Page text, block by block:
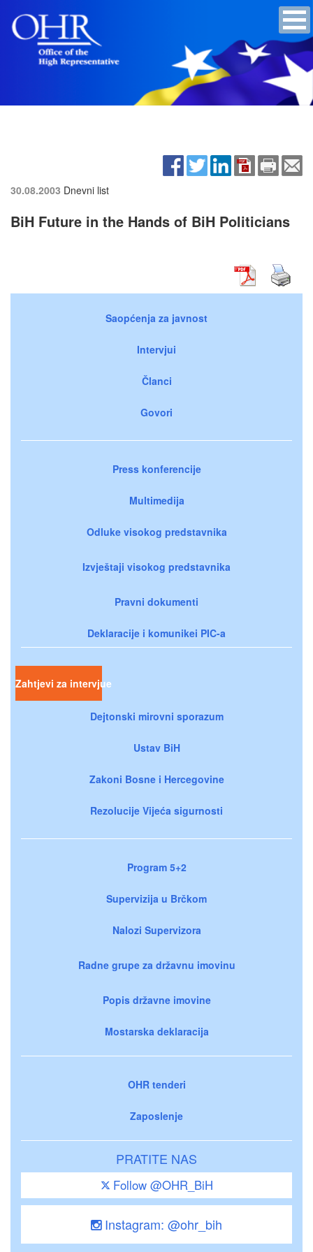
30.08.2003 Dnevni list
BiH Future in the Hands of BiH Politicians
Saopćenja za javnost
Intervjui
Članci
Govori
Press konferencije
Multimedija
Odluke visokog predstavnika
Izvještaji visokog predstavnika
Pravni dokumenti
Deklaracije i komunikei PIC-a
Zahtjevi za intervjue
Dejtonski mirovni sporazum
Ustav BiH
Zakoni Bosne i Hercegovine
Rezolucije Vijeća sigurnosti
Program 5+2
Supervizija u Brčkom
Nalozi Supervizora
Radne grupe za državnu imovinu
Popis državne imovine
Mostarska deklaracija
OHR tenderi
Zaposlenje
PRATITE NAS
Follow @OHR_BiH
Instagram: @ohr_bih